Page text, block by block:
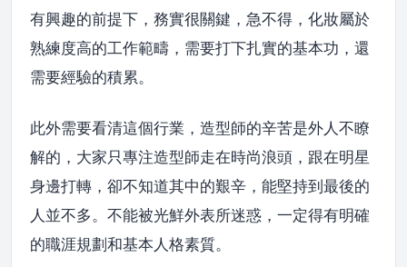
有興趣的前提下，務實很關鍵，急不得，化妝屬於
熟練度高的工作範疇，需要打下扎實的基本功，還
需要經驗的積累。
此外需要看清這個行業，造型師的辛苦是外人不瞭
解的，大家只專注造型師走在時尚浪頭，跟在明星
身邊打轉，卻不知道其中的艱辛，能堅持到最後的
人並不多。不能被光鮮外表所迷惑，一定得有明確
的職涯規劃和基本人格素質。